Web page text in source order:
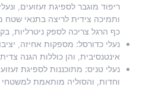
ריפוד מוגבר לספיגת זעזועים,
ותמיכה צידית לריצה בתנאי
כף הרגל צריכה לספק ניטרליות,
נעלי כדורסל: מספקות אחיזה,
אינטנסיבית, והן כוללות הגנה
נעלי טניס: מתוכננות לספיגת
וחדות, והסוליה מותאמת למשטחי